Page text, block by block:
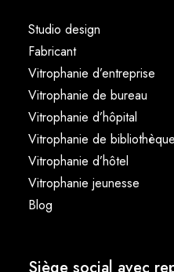
Studio design
Fabricant
Vitrophanie d’entreprise
Vitrophanie de bureau
Vitrophanie d’hôpital
Vitrophanie de bibliothèque
Vitrophanie d’hôtel
Vitrophanie jeunesse
Blog